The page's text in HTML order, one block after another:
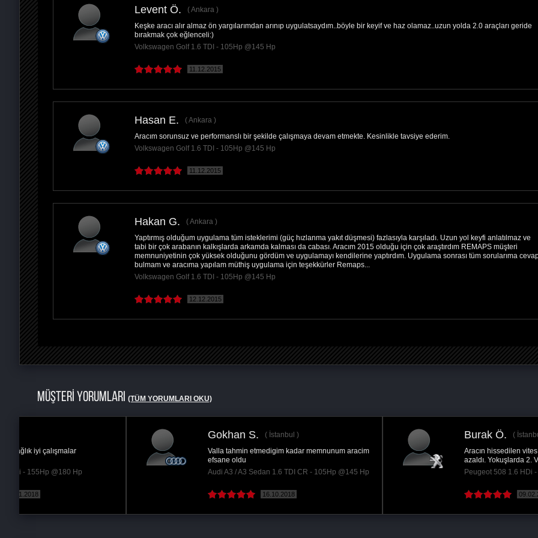
PAYLAŞ
Levent Ö.
Ankara
Keşke aracı alır almaz ön yargılarımdan arınıp uygulatsaydım..böyle bir keyif ve haz olamaz..uzun yolda 2.0 araçları geride
bırakmak çok eğlenceli:)
Volkswagen Golf 1.6 TDI - 105Hp @145 Hp
11.12.2015
Hasan E.
Ankara
Aracım sorunsuz ve performanslı bir şekilde çalışmaya devam etmekte. Kesinlikle tavsiye ederim.
Volkswagen Golf 1.6 TDI - 105Hp @145 Hp
11.12.2015
Hakan G.
Ankara
Yaptırmış olduğum uygulama tüm isteklerimi (güç hızlanma yakıt düşmesi) fazlasıyla karşıladı. Uzun yol keyfi anlatılmaz ve
tabi bir çok arabanın kalkışlarda arkamda kalması da cabası. Aracım 2015 olduğu için çok araştırdım REMAPS müşteri
memnuniyetinin çok yüksek olduğunu gördüm ve uygulamayı kendilerine yaptırdım. Uygulama sonrası tüm sorularıma
bulmam ve aracıma yapılam müthiş uygulama için teşekkürler Remaps...
Volkswagen Golf 1.6 TDI - 105Hp @145 Hp
12.12.2015
MÜŞTERİ YORUMLARI (TÜM YORUMLARI OKU)
İstanbul
Valla tahmin etmedigim kadar memnunum aracim
Audi A3 / A3 Sedan 1.6 TDI CR - 105Hp @145 Hp
İstanbul
Aracın hissedilen vites geçişleri ciddi anlamda
azaldı. Yokuşlarda 2. Viteste mi kalsam 1. Vitese...
Peugeot 508 1.6 HDi - 112Hp @140 Hp
( Devamını oku )